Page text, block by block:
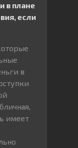
в плане
если
в
имеет